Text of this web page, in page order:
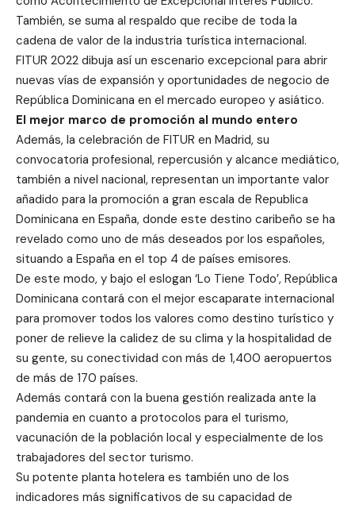
También, se suma al respaldo que recibe de toda la
cadena de valor de la industria turística internacional.
FITUR 2022 dibuja así un escenario excepcional para abrir
nuevas vías de expansión y oportunidades de negocio de
República Dominicana en el mercado europeo y asiático.
El mejor marco de promoción al mundo entero
Además, la celebración de FITUR en Madrid, su
convocatoria profesional, repercusión y alcance mediático,
también a nivel nacional, representan un importante valor
añadido para la promoción a gran escala de Republica
Dominicana en España, donde este destino caribeño se ha
revelado como uno de más deseados por los españoles,
situando a España en el top 4 de países emisores.
De este modo, y bajo el eslogan ‘Lo Tiene Todo’, República
Dominicana contará con el mejor escaparate internacional
para promover todos los valores como destino turístico y
poner de relieve la calidez de su clima y la hospitalidad de
su gente, su conectividad con más de 1,400 aeropuertos
de más de 170 países.
Además contará con la buena gestión realizada ante la
pandemia en cuanto a protocolos para el turismo,
vacunación de la población local y especialmente de los
trabajadores del sector turismo.
Su potente planta hotelera es también uno de los
indicadores más significativos de su capacidad de